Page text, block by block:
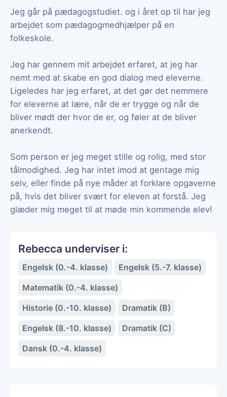
Jeg går på pædagogstudiet. og i året op til har jeg
arbejdet som pædagogmedhjælper på en
folkeskole.
Jeg har gennem mit arbejdet erfaret, at jeg har
nemt med at skabe en god dialog med eleverne.
Ligeledes har jeg erfaret, at det gør det nemmere
for eleverne at lære, når de er trygge og når de
bliver mødt der hvor de er, og føler at de bliver
anerkendt.
Som person er jeg meget stille og rolig, med stor
tålmodighed. Jeg har intet imod at gentage mig
selv, eller finde på nye måder at forklare opgaverne
på, hvis det bliver svært for eleven at forstå. Jeg
glæder mig meget til at møde min kommende elev!
Rebecca underviser i:
Engelsk (0.-4. klasse)
Engelsk (5.-7. klasse)
Matematik (0.-4. klasse)
Historie (0.-10. klasse)
Dramatik (B)
Engelsk (8.-10. klasse)
Dramatik (C)
Dansk (0.-4. klasse)